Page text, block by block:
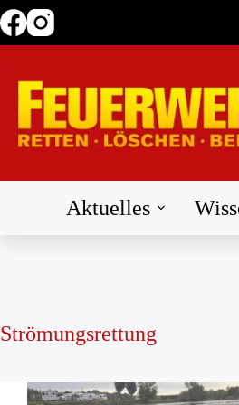
Zum
Inhalt
Aktuelles
Strömungsrettung